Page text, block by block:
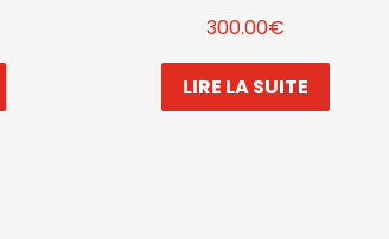
300.00€
LIRE LA SUITE